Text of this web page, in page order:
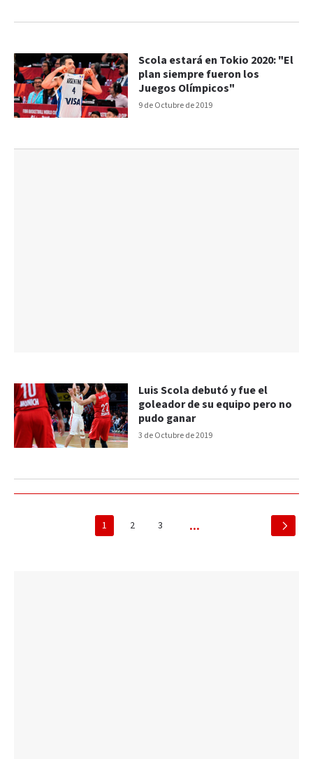
9 de Octubre de 2019
Scola estará en Tokio 2020: "El
plan siempre fueron los
Juegos Olímpicos"
3 de Octubre de 2019
Luis Scola debutó y fue el
goleador de su equipo pero no
pudo ganar
1 2 3